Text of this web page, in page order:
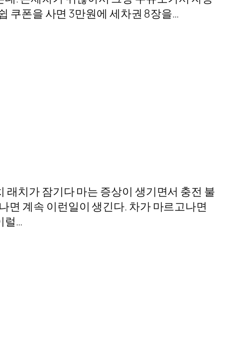
쿠폰을 사면 3만원에 세차권 8장을…
치가 잠기다 마는 증상이 생기면서 충전 불
면 계속 이런일이 생긴다. 차가 마르고나면
럴…